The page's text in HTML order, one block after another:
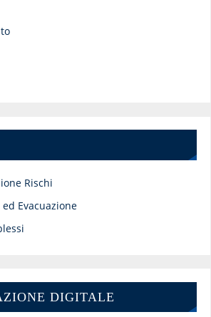
Rischi
Evacuazione
DIGITALE